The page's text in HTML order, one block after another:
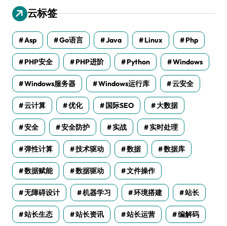
云标签
Asp Go语言 Java Linux Php
PHP安全 PHP进阶 Python Windows
Windows服务器 Windows运行库 云安全
云计算 优化 国际SEO 大数据
安全 安全防护 实战 实时处理
弹性计算 技术驱动 数据 数据库
数据赋能 数据驱动 文件操作
无障碍设计 机器学习 环境搭建 站长
站长生态 站长资讯 站长运营 编解码